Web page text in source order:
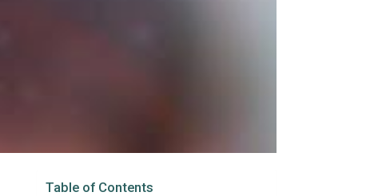
Table of Contents